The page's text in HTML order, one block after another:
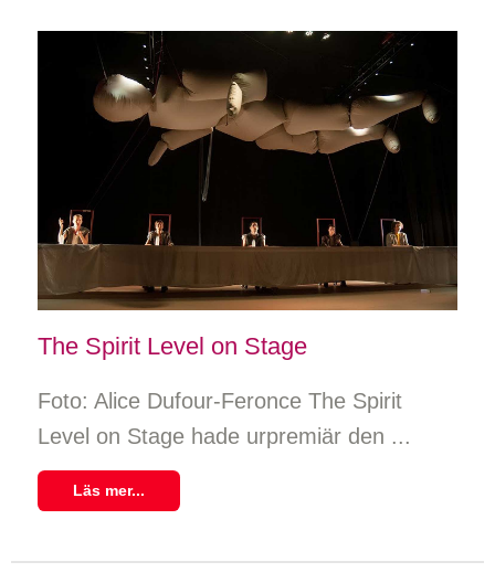
The Spirit Level on Stage
Foto: Alice Dufour-Feronce The Spirit
Level on Stage hade urpremiär den ...
Läs mer...